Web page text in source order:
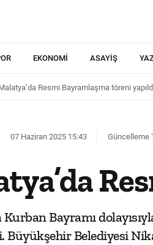
EKONOMI ASAYIŞ
Resmi Bayramlaşma töreni
07 Haziran 2025 15:43 Güncelleme
Kurban Bayramı
Büyükşehir Belediyesi